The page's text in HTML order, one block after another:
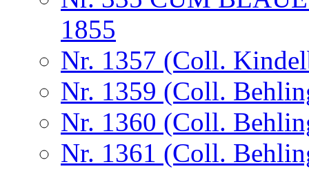
1855
Nr. 1357 (Coll.
Nr. 1359 (Coll.
Nr. 1360 (Coll.
Nr. 1361 (Coll.